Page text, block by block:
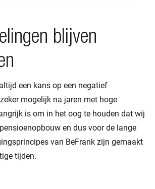
blijven
een kans op een negatief
mogelijk na jaren met hoge
is om in het oog te houden dat wij
en dus voor de lange
van BeFrank zijn gemaakt
tijden.